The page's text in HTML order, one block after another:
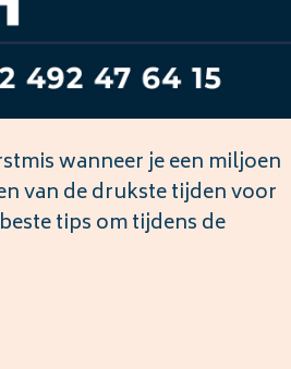
wanneer je een miljoen
van de drukste tijden voor
tips om tijdens de